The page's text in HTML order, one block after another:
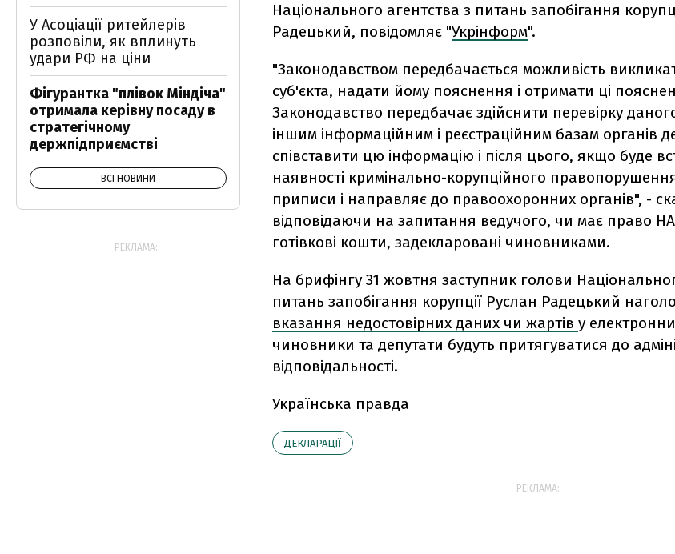
Національного агентства з питань запобігання
Радецький, повідомляє "Укрінформ".
"Законодавством передбачається можливість
суб'єкта, надати йому пояснення і отримати ці
Законодавство передбачає здійснити перевірку
іншим інформаційним і реєстраційним базам органів
співставити цю інформацію і після цього, якщо буде
наявності кримінально-корупційного
приписи і направляє до правоохоронних органів", -
відповідаючи на запитання ведучого, чи має право
готівкові кошти, задекларовані чиновниками.
На брифінгу 31 жовтня заступник голови
питань запобігання корупції Руслан Радецький
вказання недостовірних даних чи жартів у
чиновники та депутати будуть притягуватися до
відповідальності.
Українська правда
ДЕКЛАРАЦІЇ
РЕКЛАМА:
У Асоціації ритейлерів
розповіли, як вплинуть
удари РФ на ціни
Фігурантка "плівок Міндіча"
отримала керівну посаду в
стратегічному
держпідприємстві
ВСІ НОВИНИ
РЕКЛАМА: